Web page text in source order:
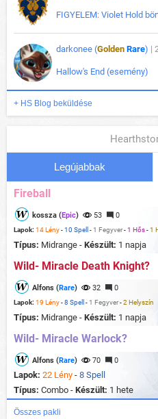
FIGYELEM: Violet Hold
darkonee (Golden Rare) |
Hallow's End (esemény)
+ HS Blog beküldése
Legújabbak
Fireball
kossza (Epic) 53 0
Lapok: 14 Lény-10 Spell - 1 Fegyver-1 Hős-1
Típus: Midrange - Készült: 1 napja
Wild- Miracle Death Knight?
Alfons (Rare) 32 0
Lapok: 19 Lény-8 Spell - 1 Fegyver-2 Helyszín
Típus: Midrange - Készült: 1 napja
Wild- Miracle Warlock?
Alfons (Rare) 70 0
Lapok: 22 Lény - 8 Spell
Típus: Combo - Készült: 1 hete
Összes pakli